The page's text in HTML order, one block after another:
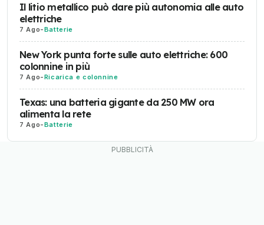
Il litio metallico può dare più autonomia alle auto
elettriche
7 Ago-Batterie
New York punta forte sulle auto elettriche: 600
colonnine in più
7 Ago-Ricarica e colonnine
Texas: una batteria gigante da 250 MW ora
alimenta la rete
7 Ago-Batterie